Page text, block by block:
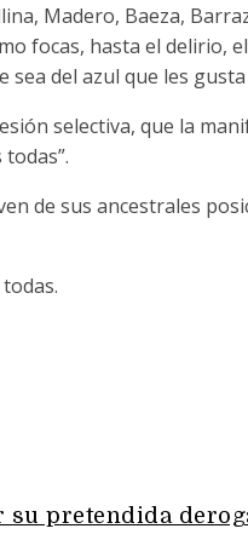
Madero, Baeza,
focas, hasta el delirio,
sea del azul que les
selectiva, que la
de sus ancestrales
su pretendida